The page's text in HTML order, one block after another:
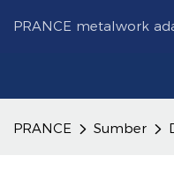
PRANCE metalwork
PRANCE Sumber